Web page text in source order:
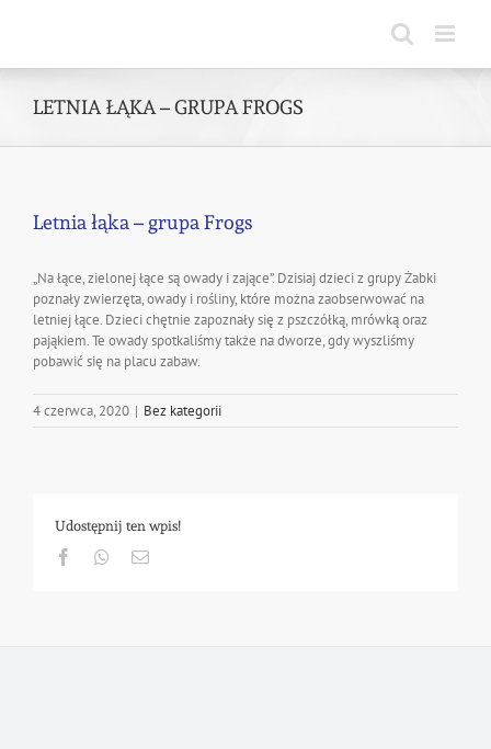
LETNIA ŁĄKA – GRUPA FROGS
Letnia łąka – grupa Frogs
„Na łące, zielonej łące są owady i zające”. Dzisiaj dzieci z grupy Żabki
poznały zwierzęta, owady i rośliny, które można zaobserwować na
letniej łące. Dzieci chętnie zapoznały się z pszczółką, mrówką oraz
pająkiem. Te owady spotkaliśmy także na dworze, gdy wyszliśmy
pobawić się na placu zabaw.
4 czerwca, 2020 | Bez kategorii
Udostępnij ten wpis!
FacebookWhatsapp
Email